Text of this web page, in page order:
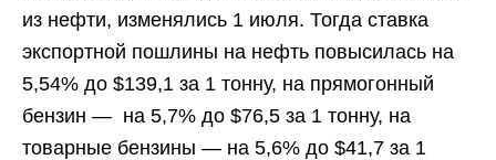
из нефти, изменялись 1 июля. Тогда ставка
экспортной пошлины на нефть повысилась на
5,54% до $139,1 за 1 тонну, на прямогонный
бензин — на 5,7% до $76,5 за 1 тонну, на
товарные бензины — на 5,6% до $41,7 за 1